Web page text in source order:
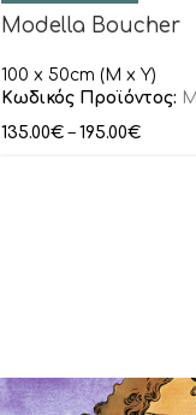
Modella Boucher
100 x 50cm (M x Y)
Κωδικός Προϊόντος:
135.00€ – 195.00€